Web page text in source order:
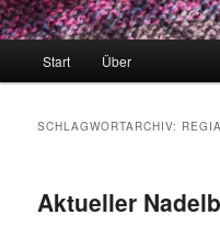
Start Über
SCHLAGWORTARCHIV:
Aktueller